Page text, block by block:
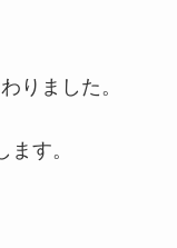
りました。
す。